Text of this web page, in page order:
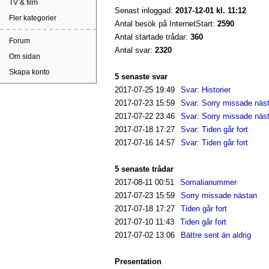
TV & film
Fler kategorier
Forum
Om sidan
Skapa konto
Senast inloggad:2017-12-01 kl. 11:12
Antal besök på InternetStart:2590
Antal startade trådar:360
Antal svar:2320
5 senaste svar
2017-07-25 19:49
Svar: Historier
2017-07-23 15:59
Svar: Sorry missade
2017-07-2223:46
Svar: Sorry missade
2017-07-18 17:27
Svar: Tiden går fort
2017-07-16 14:57 Svar: Tiden går fort
5 senaste trådar
2017-08-1100:51
Somalianummer
2017-07-23 15:59
Sorry missade nästan
2017-07-18 17:27
Tiden går fort
2017-07-10 11:43
Tiden går fort
2017-07-02 13:06 Bättre sent än aldrig
Presentation